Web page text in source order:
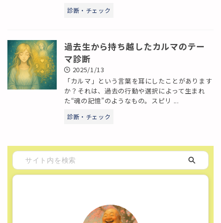
診断・チェック
過去生から持ち越したカルマのテー
マ診断
2025/1/13
「カルマ」という言葉を耳にしたことがあります
か？それは、過去の行動や選択によって生まれ
た“魂の記憶”のようなもの。スピリ ...
診断・チェック